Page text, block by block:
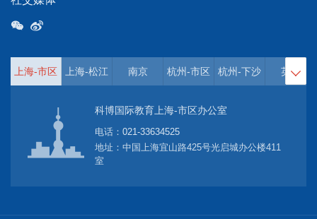
上海-市区 上海-松江 南京 杭州-市区 杭州-下沙 英国

科博国际教育上海-市区办公室
电话： 021-33634525
地址：中国上海宜山路425号光启城办公楼411
室